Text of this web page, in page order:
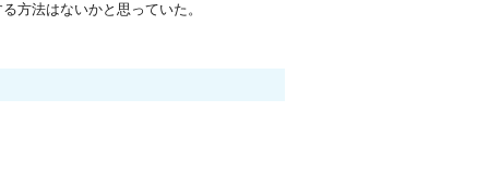
方法はないかと思っていた。